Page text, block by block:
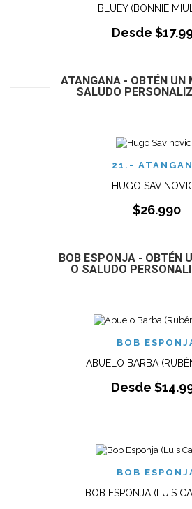
BLUEY (BONNIE
Desde $
ATANGANA - OBTÉN UN
SALUDO
21.-
HUGO
$26.990
BOB ESPONJA - OBTÉN
O SALUDO
BOB
ABUELO BARBA
Desde $
BOB
BOB ESPONJA (LUIS